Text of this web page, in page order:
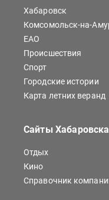
Хабаровск
Комсомольск-на-
ЕАО
Происшествия
Спорт
Городские истории
Карта летних веранд
Сайты Хабаровска
Отдых
Кино
Справочник